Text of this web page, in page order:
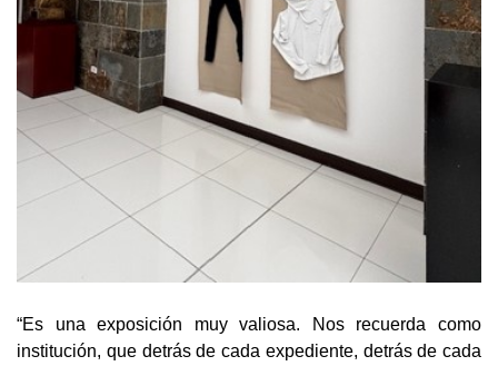
“Es una exposición muy valiosa. Nos recuerda como
institución, que detrás de cada expediente, detrás de cada